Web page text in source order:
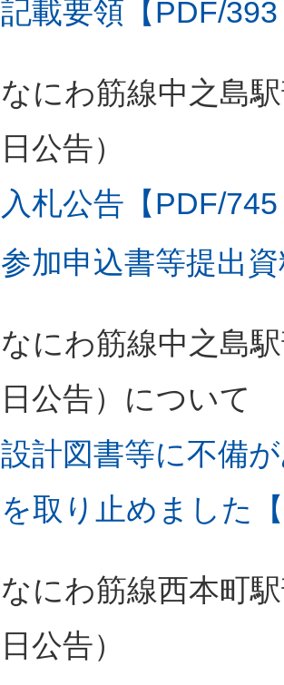
記載要領【PDF/
なにわ筋線中之島
日公告）
入札公告【PDF/
参加申込書等提出
なにわ筋線中之島
日公告）について
設計図書等に不備
を取り止めました
なにわ筋線西本町
日公告）